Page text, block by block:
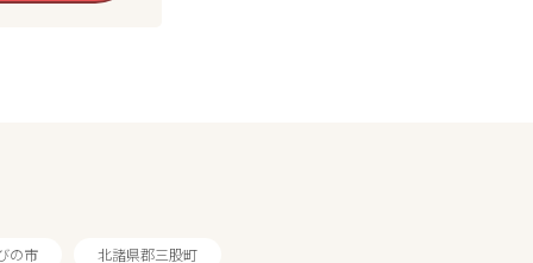
の市 北諸県郡三股町